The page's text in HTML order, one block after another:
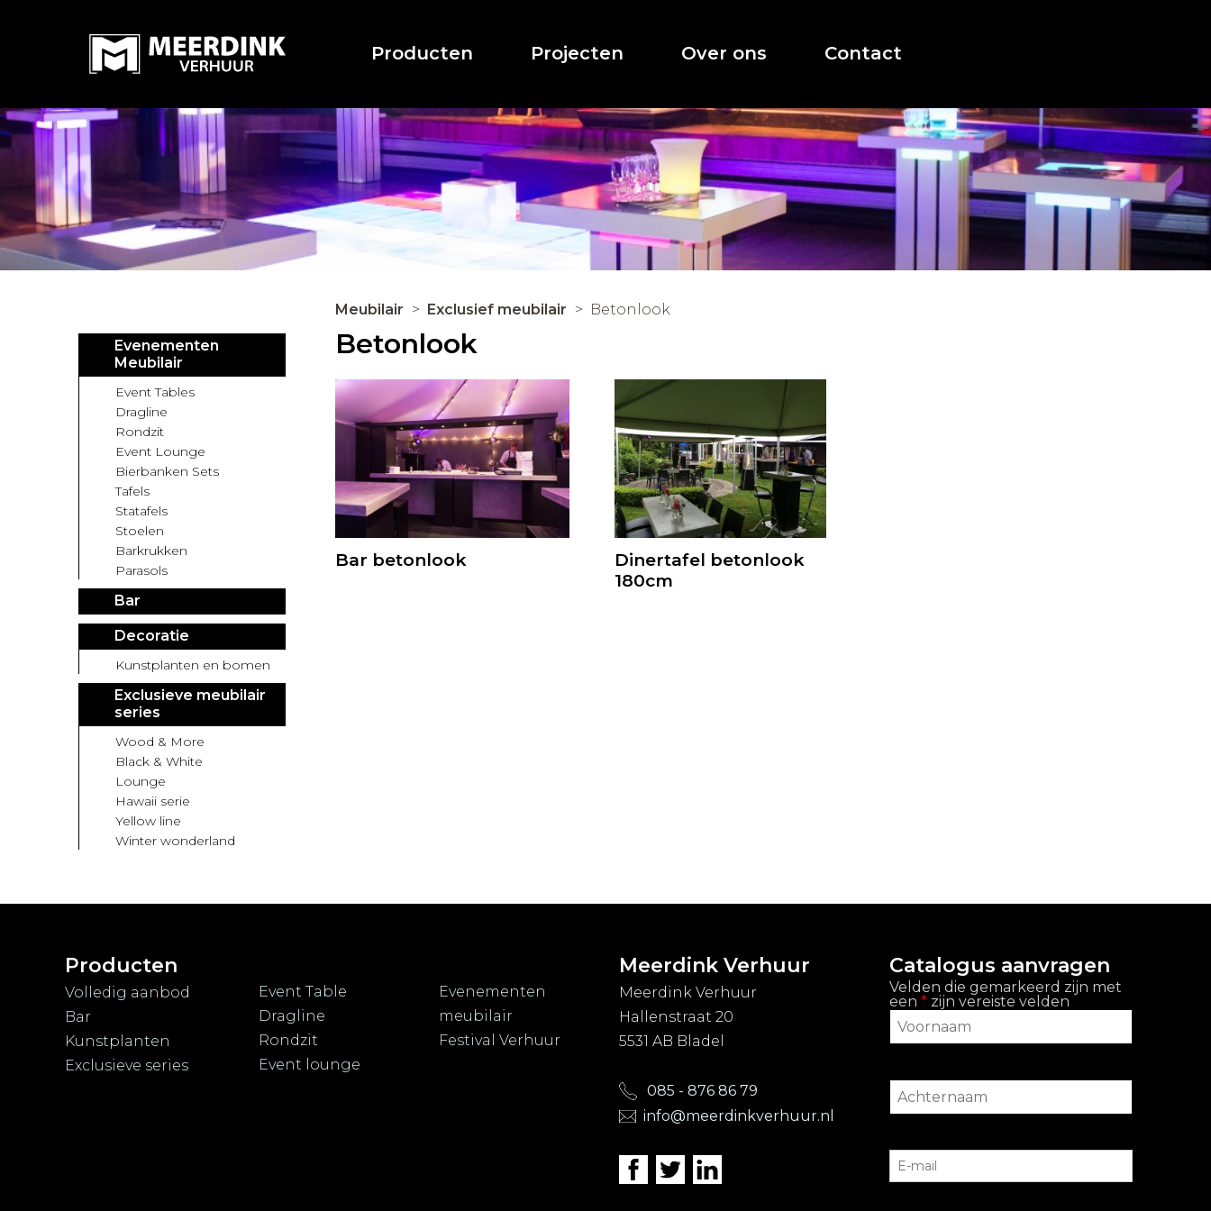
Producten Projecten Over ons Contact
Evenementen
Meubilair
Event Tables
Dragline
Rondzit
Event Lounge
Bierbanken Sets
Tafels
Statafels
Stoelen
Barkrukken
Parasols
Bar
Decoratie
Kunstplanten en bomen
Exclusieve meubilair
series
Wood & More
Black & White
Lounge
Hawaii serie
Yellow line
Winter wonderland
Meubilair Exclusief meubilair Betonlook
Betonlook
Bar betonlook
Dinertafel betonlook
180cm
Producten
Volledig aanbod
Bar
Kunstplanten
Exclusieve series
Event Table
Dragline
Rondzit
Event lounge
Evenementen
meubilair
Festival Verhuur
Meerdink Verhuur
Meerdink Verhuur
Hallenstraat 20
5531 AB Bladel
085 - 876 86 79
info@meerdinkverhuur.nl
Catalogus aanvragen
Velden die gemarkeerd zijn met
een * zijn vereiste velden